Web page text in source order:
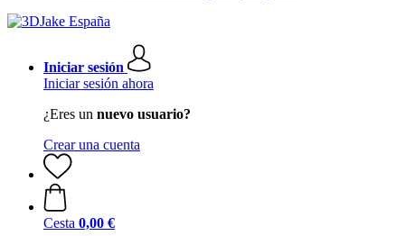
Iniciar sesión
Iniciar sesión ahora
¿Eres un nuevo usuario?
Crear una cuenta
Cesta 0,00 €